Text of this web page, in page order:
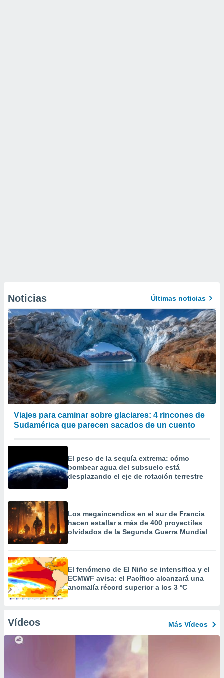
Noticias Últimas noticias
Viajes para caminar sobre glaciares: 4 rincones de
Sudamérica que parecen sacados de un cuento
El peso de la sequía extrema: cómo
bombear agua del subsuelo está
desplazando el eje de rotación terrestre
Los megaincendios en el sur de Francia
hacen estallar a más de 400 proyectiles
olvidados de la Segunda Guerra Mundial
El fenómeno de El Niño se intensifica y el
ECMWF avisa: el Pacífico alcanzará una
anomalía récord superior a los 3 ºC
Vídeos Más Vídeos